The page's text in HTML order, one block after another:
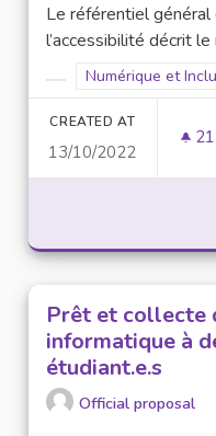
Le référentiel général
l’accessibilité décrit le
Filter results for
Filter results for
Numérique et
CREATED AT
13/10/2022
21
Prêt et collecte
informatique à
étudiant.e.s
Official proposal